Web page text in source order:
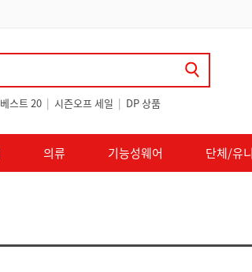
베스트 20 | 시즌오프 세일 | DP 상품
의류 기능성웨어 단체/유